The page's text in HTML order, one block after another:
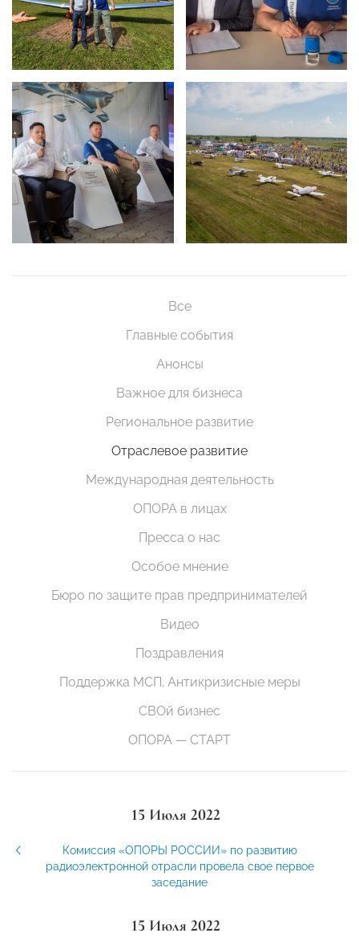
Все
Главные события
Анонсы
Важное для бизнеса
Региональное развитие
Отраслевое развитие
Международная деятельность
ОПОРА в лицах
Пресса о нас
Особое мнение
Бюро по защите прав предпринимателей
Видео
Поздравления
Поддержка МСП. Антикризисные меры
СВОй бизнес
ОПОРА — СТАРТ
15 Июля 2022
Комиссия «ОПОРЫ РОССИИ» по развитию
радиоэлектронной отрасли провела свое первое
заседание
15 Июля 2022